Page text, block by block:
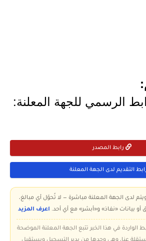
الرسمي للجهة المعلنة:
رابط المصدر
التقديم لدى الجهة المعلنة
لدى الجهة المعلنة مباشرة — لا تُحوّل أي مبالغ،
أو بيانات «نفاذ» و«أبشر» مع أي أحد. اعرف المزيد
الواردة في هذا الخبر تتبع الجهة المعلنة الموضحة